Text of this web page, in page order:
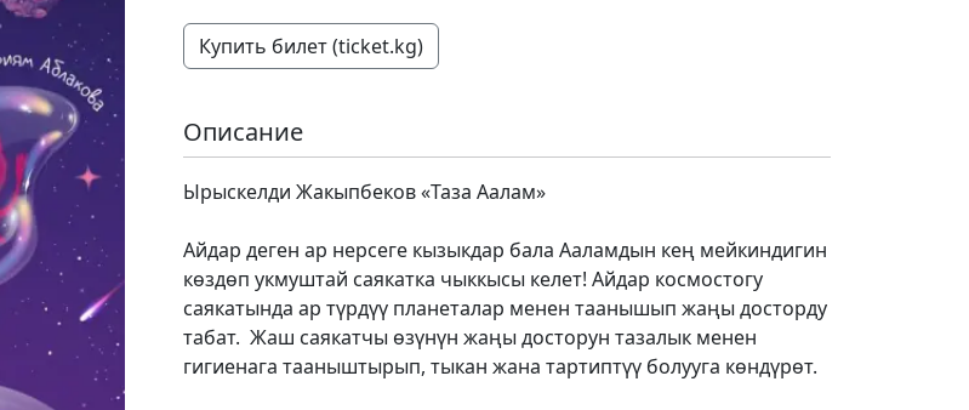
Купить билет (ticket.kg)
Описание
Ырыскелди Жакыпбеков «Таза Аалам»
Айдар деген ар нерсеге кызыкдар бала Ааламдын кең мейкиндигин
көздөп укмуштай саякатка чыккысы келет! Айдар космостогу
саякатында ар түрдүү планеталар менен таанышып жаңы досторду
табат. Жаш саякатчы өзүнүн жаңы досторун тазалык менен
гигиенага тааныштырып, тыкан жана тартиптүү болууга көндүрөт.